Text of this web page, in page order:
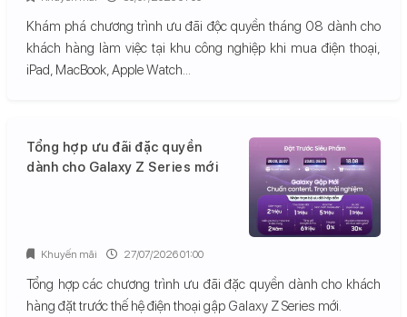
Khám phá chương trình ưu đãi độc quyền tháng 08 dành cho
khách hàng làm việc tại khu công nghiệp khi mua điện thoại,
iPad, MacBook, Apple Watch...
Tổng hợp ưu đãi đặc quyền
dành cho Galaxy Z Series mới
Tổng hợp các chương trình ưu đãi đặc quyền dành cho khách
hàng đặt trước thế hệ điện thoại gập Galaxy Z Series mới.
Khuyến mãi 27/07/2026 01:00